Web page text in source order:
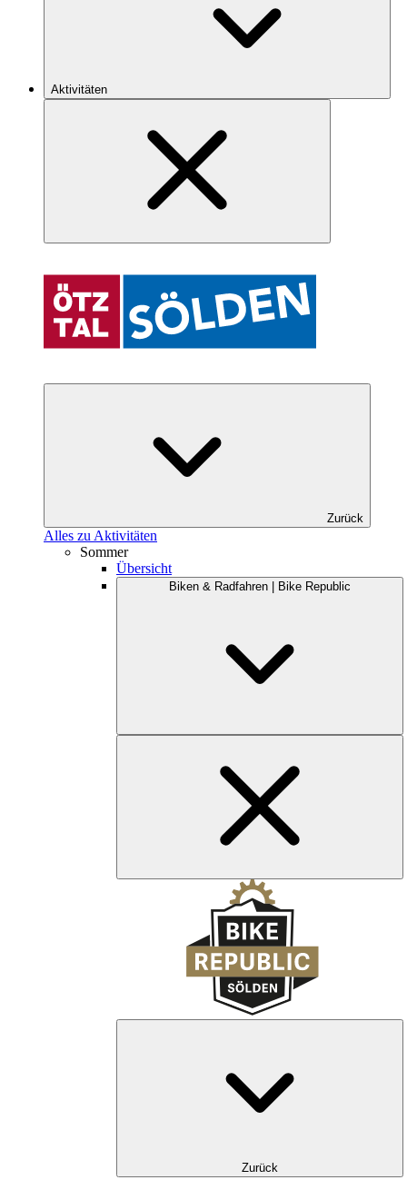
Aktivitäten
Zurück
Alles zu Aktivitäten
Sommer
Übersicht
Biken & Radfahren | Bike Republic
Zurück